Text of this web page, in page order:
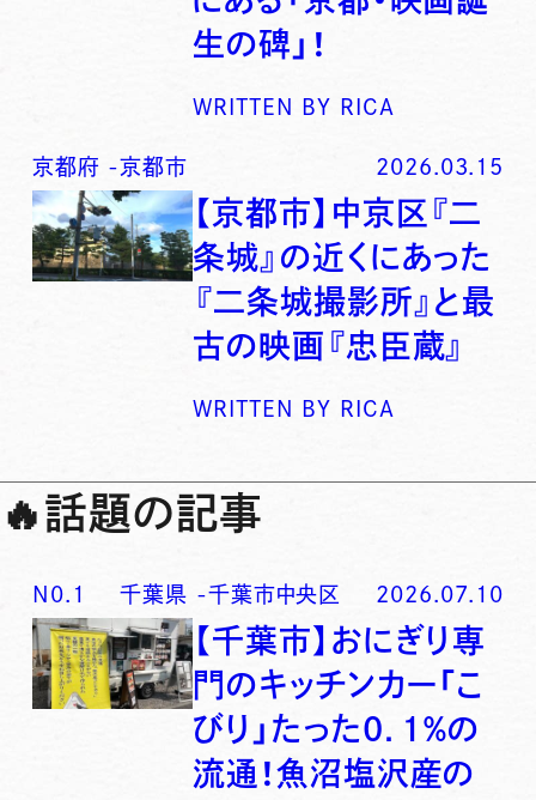
生の碑」！
WRITTEN BY RICA
京都府 -京都市 2026.03.15
【京都市】中京区『二
条城』の近くにあった
『二条城撮影所』と最
古の映画『忠臣蔵』
WRITTEN BY RICA
🔥話題の記事
N0. 1 千葉県 -千葉市中央区 2026.07.10
【千葉市】おにぎり専
門のキッチンカー「こ
びり」たった0．1％の
流通！魚沼塩沢産の